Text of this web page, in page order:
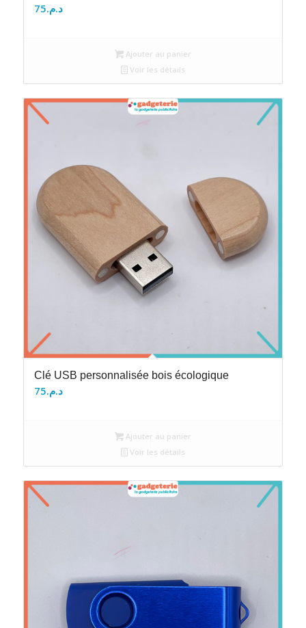
د.م.75
Ajouter au panier
Voir les détails
Clé USB personnalisée bois écologique
د.م.75
Ajouter au panier
Voir les détails